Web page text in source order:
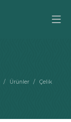
Ürünler Çelik